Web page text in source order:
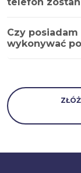
Czy
wykonywać